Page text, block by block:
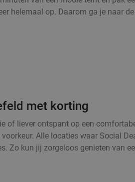
helemaal op. Daarom ga je naar
met korting
of liever ontspant op een
Alle locaties waar Social
Zo kun jij zorgeloos genieten van